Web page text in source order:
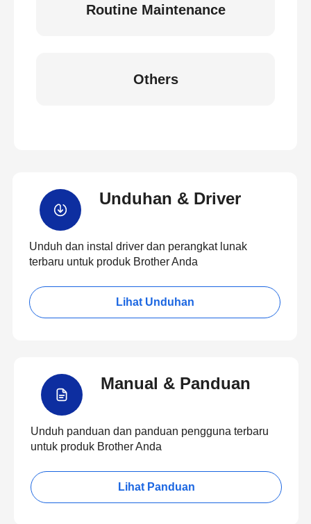
Routine Maintenance
Others
Unduhan & Driver
Unduh dan instal driver dan perangkat lunak
terbaru untuk produk Brother Anda
Lihat Unduhan
Manual & Panduan
Unduh panduan dan panduan pengguna terbaru
untuk produk Brother Anda
Lihat Panduan